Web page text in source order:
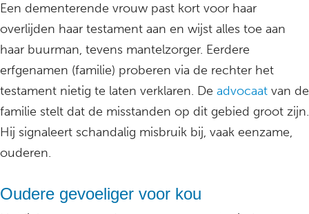
Een dementerende vrouw past kort voor haar
overlijden haar testament aan en wijst alles toe aan
haar buurman, tevens mantelzorger. Eerdere
erfgenamen (familie) proberen via de rechter het
testament nietig te laten verklaren. De advocaat van de
familie stelt dat de misstanden op dit gebied groot zijn.
Hij signaleert schandalig misbruik bij, vaak eenzame,
ouderen.
Oudere gevoeliger voor kou